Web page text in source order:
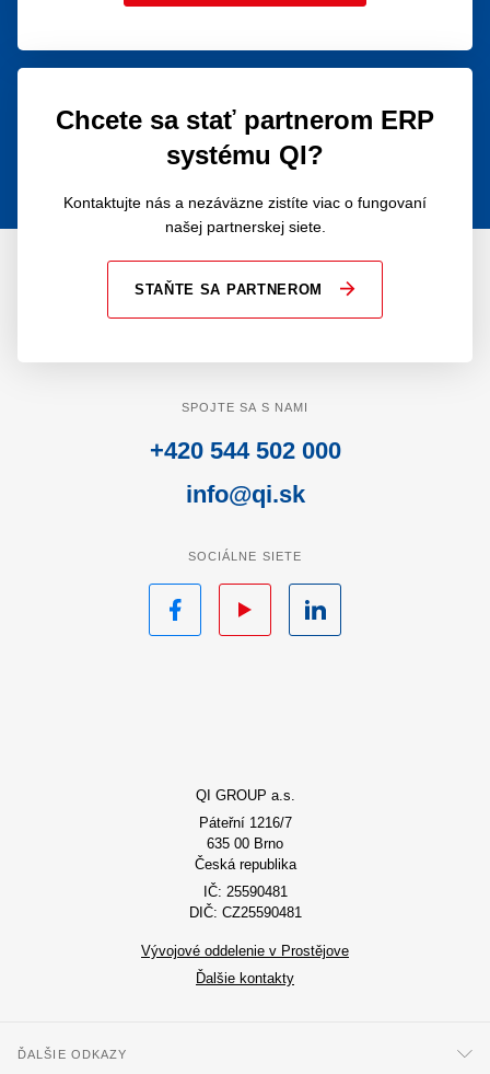
Chcete sa stať partnerom ERP
systému QI?
Kontaktujte nás a nezáväzne zistíte viac o fungovaní
našej partnerskej siete.
STAŇTE SA PARTNEROM
QI GROUP a.s.
Páteřní 1216/7
635 00 Brno
Česká republika
IČ: 25590481
DIČ: CZ25590481
Vývojové oddelenie v Prostějove
Ďalšie kontakty
SPOJTE SA S NAMI
+420 544 502 000
info@qi.sk
SOCIÁLNE SIETE
ĎALŠIE ODKAZY